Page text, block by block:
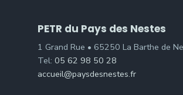
PETR du Pays des Nestes
1 Grand Rue • 65250 La Barthe de
Tel: 05 62 98 50 28
accueil@paysdesnestes.fr